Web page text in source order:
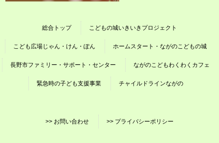
総合トップ こどもの城いきいきプロジェクト
こども広場じゃん・けん・ぽん ホームスタート・ながのこどもの城
長野市ファミリー・サポート・センター ながのこどもわくわくカフェ
緊急時の子ども支援事業 チャイルドラインながの
>> お問い合わせ >> プライバシーポリシー